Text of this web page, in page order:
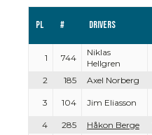
Pl # Drivers
1 744
Niklas
Hellgren
2
185 Axel Norberg
3 104 Jim Eliasson
4
285 Håkon Berge